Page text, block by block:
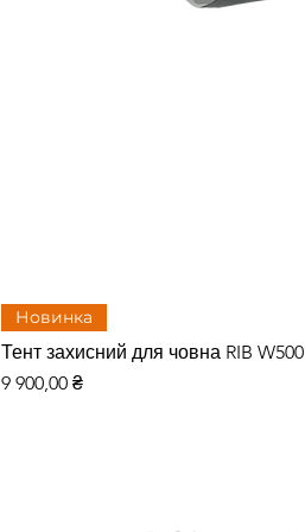
Новинка
Тент захисний для човна RIB
Цена
9 900,00 ₴